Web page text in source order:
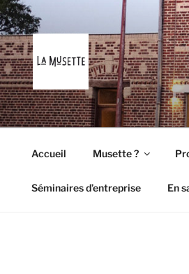
LA
A la bonne franquette !
Accueil Musette ?
Séminaires d’entreprise En